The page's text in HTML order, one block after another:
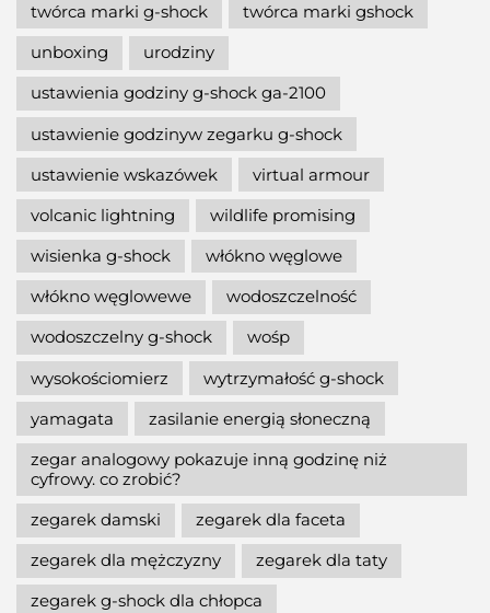
twórca marki g-shock
twórca marki gshock
unboxing
urodziny
ustawienia godziny g-shock ga-2100
ustawienie godzinyw zegarku g-shock
ustawienie wskazówek
virtual armour
volcanic lightning
wildlife promising
wisienka g-shock
włókno węglowe
włókno węglowewe
wodoszczelność
wodoszczelny g-shock
wośp
wysokościomierz
wytrzymałość g-shock
yamagata
zasilanie energią słoneczną
zegar analogowy pokazuje inną godzinę niż
cyfrowy. co zrobić?
zegarek damski
zegarek dla faceta
zegarek dla mężczyzny
zegarek dla taty
zegarek g-shock dla chłopca